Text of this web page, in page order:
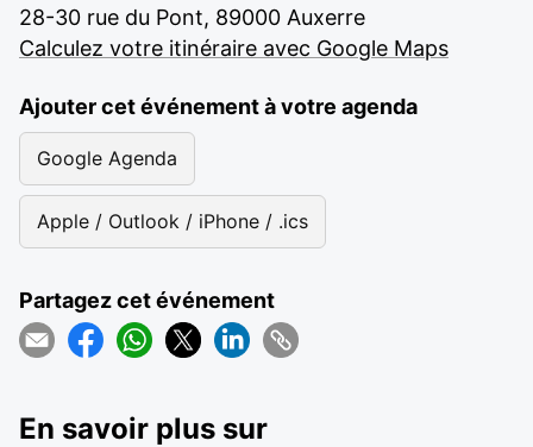
28-30 rue du Pont, 89000 Auxerre
Calculez votre itinéraire avec Google Maps
Ajouter cet événement à votre agenda
Google Agenda
Apple / Outlook / iPhone / .ics
Partagez cet événement
En savoir plus sur